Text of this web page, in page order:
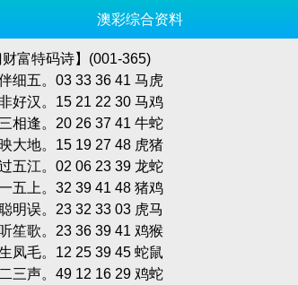
澳彩综合资料
富特码诗】(001-365)
细五。03 33 36 41 马虎
好汉。15 21 22 30 马鸡
相逢。20 26 37 41 牛蛇
大地。15 19 27 48 虎猪
五江。02 06 23 39 龙蛇
五上。32 39 41 48 猪鸡
明误。23 32 33 03 虎马
笙歌。23 36 39 41 鸡猴
凤毛。12 25 39 45 蛇鼠
三声。49 12 16 29 鸡蛇